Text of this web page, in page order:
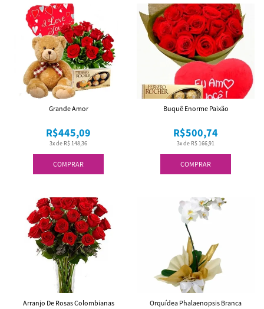
COMPRAR
3x de R$ 148,36
R$445,09
Grande Amor
COMPRAR
3x de R$ 166,91
R$500,74
Buquê Enorme Paixão
Arranjo De Rosas Colombianas
Orquídea Phalaenopsis Branca